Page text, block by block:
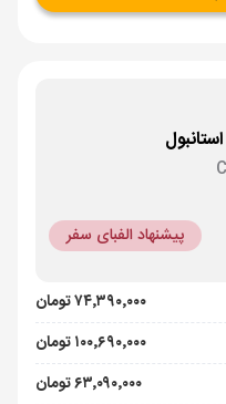
پیشنهاد الفبای سفر
۷۴٬۳۹۰٬۰۰۰ تومان
۱۰۰٬۶۹۰٬۰۰۰ تومان
۶۳٬۰۹۰٬۰۰۰ تومان